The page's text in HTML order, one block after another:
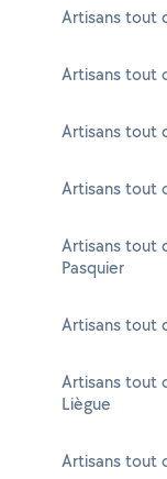
Artisans tout
Artisans tout
Artisans tout
Artisans tout
Artisans tout
Pasquier
Artisans tout
Artisans tout
Liègue
Artisans tout